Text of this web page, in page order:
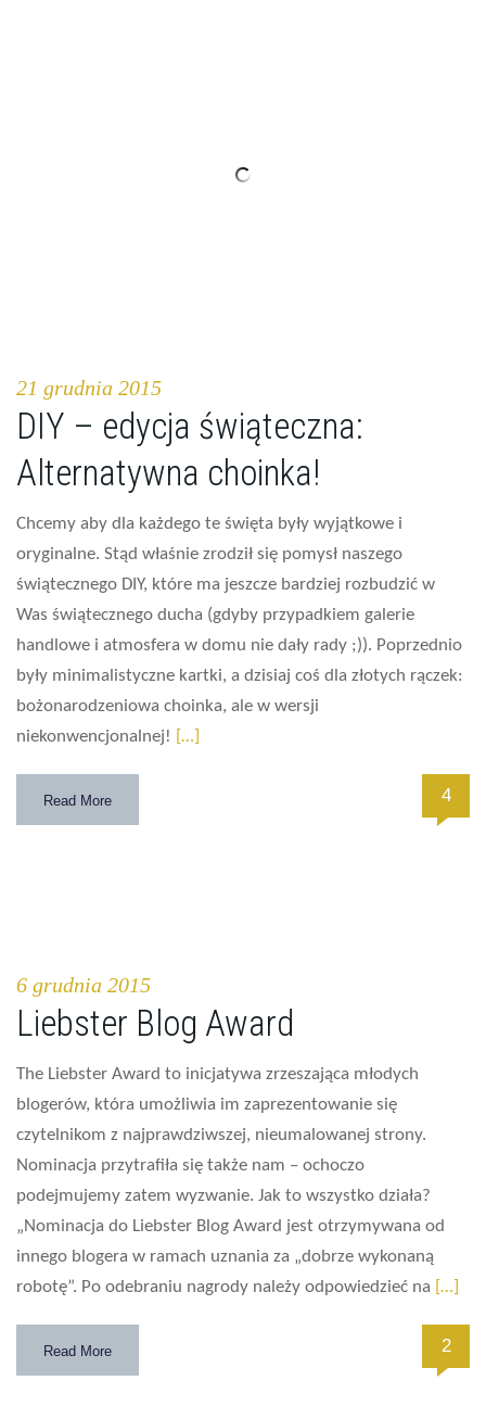
21 grudnia 2015
DIY – edycja świąteczna:
Alternatywna choinka!
Chcemy aby dla każdego te święta były wyjątkowe i
oryginalne. Stąd właśnie zrodził się pomysł naszego
świątecznego DIY, które ma jeszcze bardziej rozbudzić w
Was świątecznego ducha (gdyby przypadkiem galerie
handlowe i atmosfera w domu nie dały rady ;)). Poprzednio
były minimalistyczne kartki, a dzisiaj coś dla złotych rączek:
bożonarodzeniowa choinka, ale w wersji
niekonwencjonalnej! […]
Read More 4
6 grudnia 2015
Liebster Blog Award
The Liebster Award to inicjatywa zrzeszająca młodych
blogerów, która umożliwia im zaprezentowanie się
czytelnikom z najprawdziwszej, nieumalowanej strony.
Nominacja przytrafiła się także nam – ochoczo
podejmujemy zatem wyzwanie. Jak to wszystko działa?
„Nominacja do Liebster Blog Award jest otrzymywana od
innego blogera w ramach uznania za „dobrze wykonaną
robotę”. Po odebraniu nagrody należy odpowiedzieć na […]
Read More 2